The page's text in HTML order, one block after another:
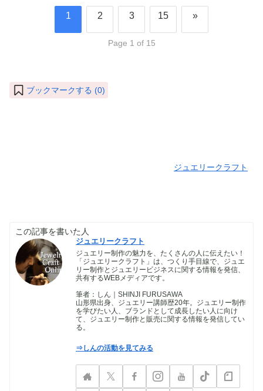
1 2 3 15 »
Page 1 of 15
ブックマークする (0)
ジュエリークラフト
この記事を書いた人
ジュエリークラフト
ジュエリー制作の魅力を、たくさんの人に伝えたい！
「ジュエリークラフト」は、つくり手目線で、ジュエ
リー制作とジュエリービジネスに関する情報を発信、
共有するWEBメディアです。
筆者：しん｜SHINJI FURUSAWA
山形県出身、ジュエリー講師歴20年。ジュエリー制作
を学びたい人、ブランドとして成長したい人に向け
て、ジュエリー制作と販売に関する情報を発信してい
る。
⇒しんの活動を見てみる